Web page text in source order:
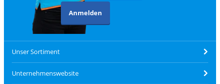
Anmelden
Unser Sortiment
Unternehmenswebsite